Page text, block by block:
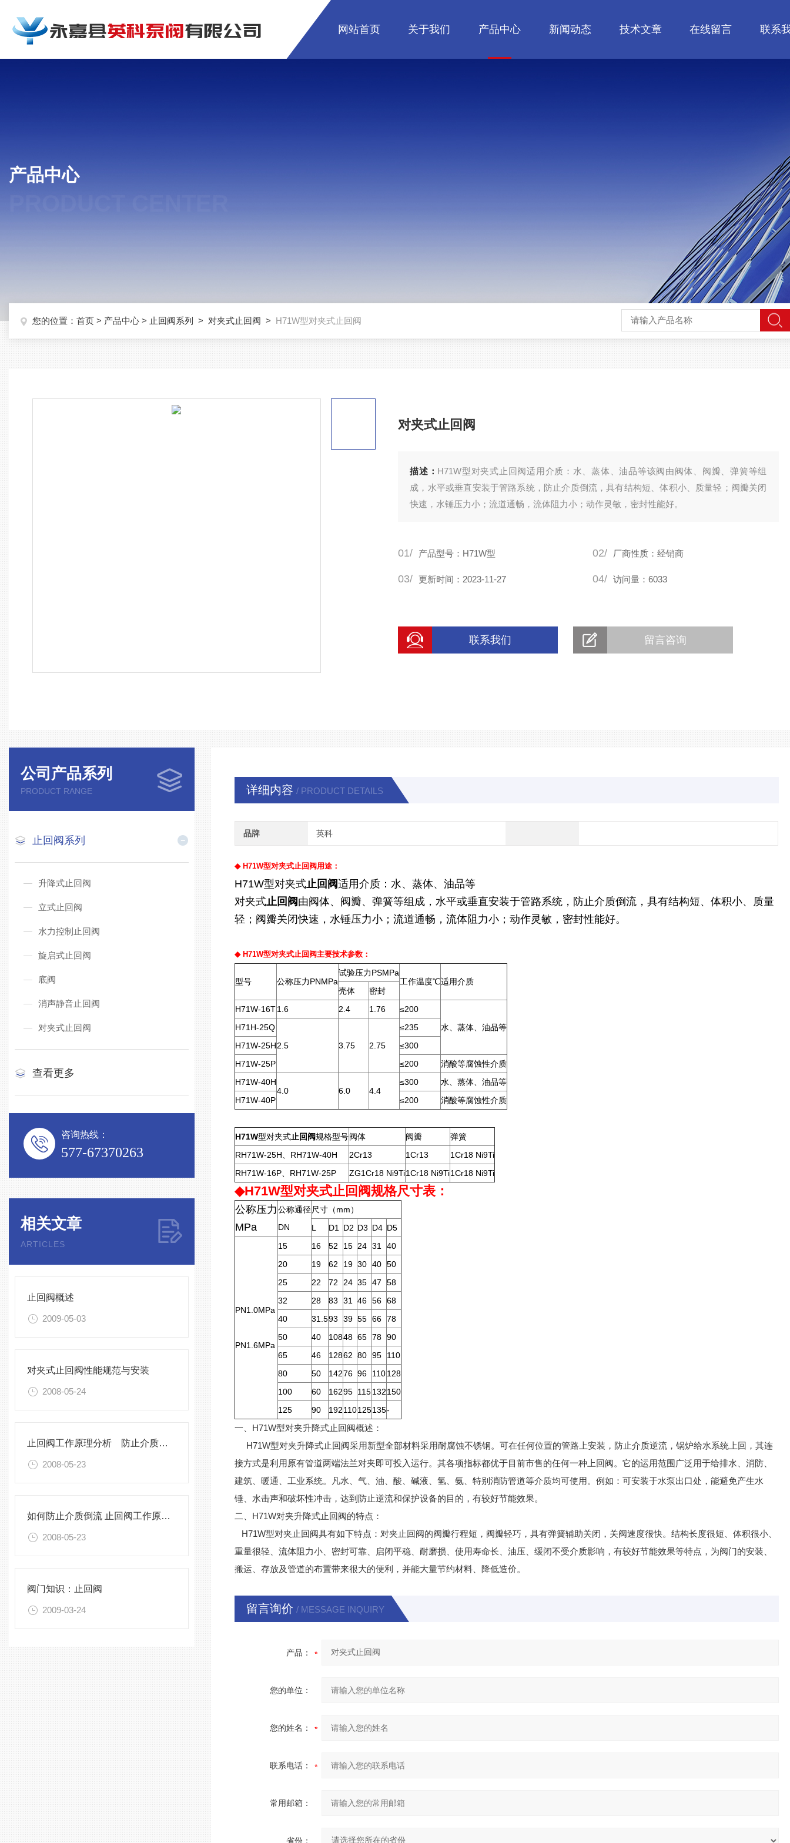
网站首页 关于我们 产品中心 新闻动态 技术文章 在线留言 联系
产品中心
您的位置： 首页 > 产品中心 > 止回阀系列 > 对夹式止回阀 > H71W型对夹式止回阀
对夹式止回阀
描述： H71W型对夹式止回阀适用介质：水、蒸体、油品等该阀由阀体、阀瓣、弹簧等组
成，水平或垂直安装于管路系统，防止介质倒流，具有结构短、体积小、质量轻；阀瓣关闭
快速，水锤压力小；流道通畅，流体阻力小；动作灵敏，密封性能好。
01/ 产品型号：H71W型 02/ 厂商性质：经销商
03/ 更新时间：2023-11-27 04/ 访问量：6033
联系我们 留言咨询
公司产品系列
PRODUCT RANGE
止回阀系列
升降式止回阀
立式止回阀
水力控制止回阀
旋启式止回阀
底阀
消声静音止回阀
对夹式止回阀
查看更多
咨询热线：
577-67370263
相关文章
ARTICLES
止回阀概述
2009-05-03
对夹式止回阀性能规范与安装
2008-05-24
止回阀工作原理分析 防止介质倒流方法
2008-05-23
如何防止介质倒流 止回阀工作原理分析
2008-05-23
阀门知识：止回阀
2009-03-24
详细内容 / PRODUCT DETAILS
品牌 英科
◆ H71W型对夹式止回阀 用途：
H71W型对夹式止回阀适用介质：水、蒸体、油品等
对夹式止回阀 由阀体、阀瓣、弹簧等组成，水平或垂直安装于管路系统，防止介质倒流，具有结构短、体积小、质量
轻；阀瓣关闭快速，水锤压力小；流道通畅，流体阻力小；动作灵敏，密封性能好。
◆ H71W型对夹式止回阀主要技术参数：
型号 公称压力PNMPa
试验压力PSMPa
工作温度℃适用介质
壳体
密封
H71W-16T1.6 2.4 1.76
≤200
水、蒸体、油品等
H71H-25Q
2.5
3.75 2.75
≤235
H71W-25H
≤300
H71W-25P
≤200
消酸等腐蚀性介质
H71W-40H
4.0
6.0 4.4
≤300
水、蒸体、油品等
H71W-40P
≤200 消酸等腐蚀性介质
H71W型对夹式止回阀规格型号阀体 阀瓣
弹簧
RH71W-25H、RH71W-40H
2Cr13 1Cr13
1Cr18 Ni9Ti
RH71W-16P、RH71W-25P
ZG1Cr18 Ni9Ti1Cr18 Ni9Ti1Cr18 Ni9Ti
◆H71W型对夹式止回阀规格尺寸表：
公称压力
MPa
公称通径
DN
尺寸（mm）
L
D1 D2 D3 D4 D5
PN1.0MPa
PN1.6MPa
15 16 52 15 24 31
40
20
19 62 19 30 40 50
25
22 72 24 35 47
58
32
28 83 31 46 56 68
40
31.593 39 55 66 78
50
40 10848 65 78 90
65
46 12862 80 95
110
80
50 14276 96 110128
100
60 16295 115132150
125
90 192110125135-
一、H71W型对夹升降式止回阀概述：
H71W型对夹升降式止回阀采用新型全部材料采用耐腐蚀不锈钢。可在任何位置的管路上安装，防止介质逆流，锅炉给水系统上回，其连
接方式是利用原有管道两端法兰对夹即可投入运行。其各项指标都优于目前市售的任何一种上回阀。它的运用范围广泛用于给排水、消防、
建筑、暖通、工业系统。凡水、气、油、酸、碱液、氢、氨、特别消防管道等介质均可使用。例如：可安装于水泵出口处，能避免产生水
锤、水击声和破坏性冲击，达到防止逆流和保护设备的目的，有较好节能效果。
二、H71W对夹升降式止回阀的特点：
H71W型对夹止回阀具有如下特点：对夹止回阀的阀瓣行程短，阀瓣轻巧，具有弹簧辅助关闭，关阀速度很快。结构长度很短、体积很小、
重量很轻、流体阻力小、密封可靠、启闭平稳、耐磨损、使用寿命长、油压、缓闭不受介质影响，有较好节能效果等特点，为阀门的安装、
搬运、存放及管道的布置带来很大的便利，并能大量节约材料、降低造价。
留言询价 / MESSAGE INQUIRY
产品：
您的单位：
您的姓名：
联系电话：
常用邮箱：
省份：